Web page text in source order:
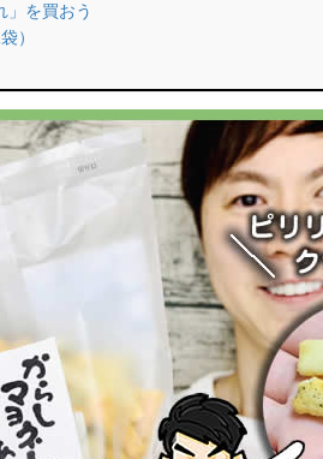
」を買おう
）